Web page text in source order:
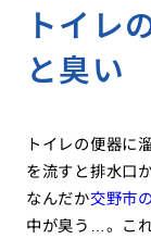
トイレ
と臭い
トイレの便器に
を流すと排水口
なんだか交野市
中が臭う…。こ